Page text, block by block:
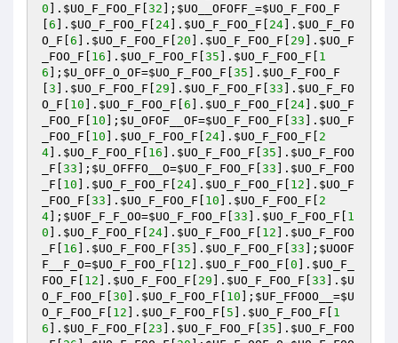
0 ]. $UO_F_FOO_F 32 ]; $UO__OFOFF_ =$UO_F_FOO_F
6 ]. $UO_F_FOO_F 24 ]. $UO_F_FOO_F 24 ]. $UO_F_FO
O_F 6 ]. $UO_F_FOO_F 20 ]. $UO_F_FOO_F 29 ]. $UO_F
_FOO_F
16 ]. $UO_F_FOO_F 35 ]. $UO_F_FOO_F
1
6 ]; $U_OFF_O_OF=$UO_F_FOO_F 35 ]. $UO_F_FOO_F
3 ]. $UO_F_FOO_F 29 ]. $UO_F_FOO_F 33 ]. $UO_F_FO
O_F
10 ]. $UO_F_FOO_F 6 ]. $UO_F_FOO_F 24 ]. $UO_F
_FOO_F
10 ]; $U_OFOF__OF=$UO_F_FOO_F 33 ]. $UO_F
_FOO_F
10 ]. $UO_F_FOO_F 24 ]. $UO_F_FOO_F
2
4 ]. $UO_F_FOO_F 16 ]. $UO_F_FOO_F 35 ]. $UO_F_FOO
_F 33 ]; $U_OFFFO__O=$UO_F_FOO_F 33 ]. $UO_F_FOO
_F
10 ]. $UO_F_FOO_F 24 ]. $UO_F_FOO_F 12 ]. $UO_F
_FOO_F 33 ]. $UO_F_FOO_F 10 ]. $UO_F_FOO_F
2
4 ]; $UOF_F_F_OO=$UO_F_FOO_F 33 ]. $UO_F_FOO_F
1
0 ]. $UO_F_FOO_F 24 ]. $UO_F_FOO_F 12 ]. $UO_F_FOO
_F
16 ]. $UO_F_FOO_F 35 ]. $UO_F_FOO_F 33 ]; $UOOF
F__F_O=$UO_F_FOO_F 12 ]. $UO_F_FOO_F 0 ]. $UO_F_
FOO_F
12 ]. $UO_F_FOO_F 29 ]. $UO_F_FOO_F 33 ]. $U
O_F_FOO_F 30 ]. $UO_F_FOO_F 10 ]; $UF_FFOOO__ =$U
O_F_FOO_F
12 ]. $UO_F_FOO_F 5 ]. $UO_F_FOO_F
1
6 ]. $UO_F_FOO_F 23 ]. $UO_F_FOO_F 35 ]. $UO_F_FOO